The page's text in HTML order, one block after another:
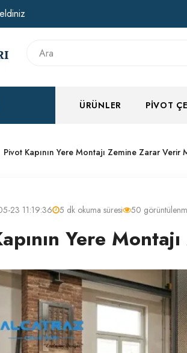
ÜRÜNLER PIVOT
Pivot Kapının Yere Montajı Zemine Zarar Verir
23 11:19:36 5 dk okuma süresi 50
Yere